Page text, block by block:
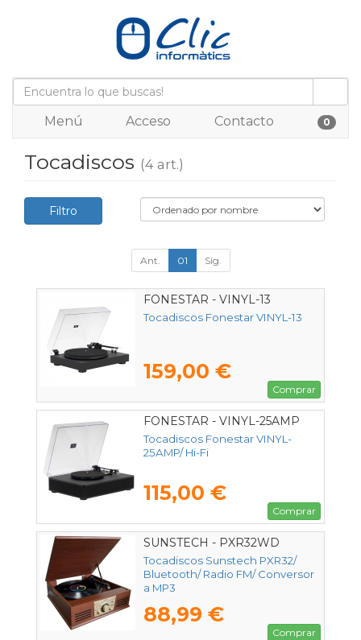
Menú Acceso Contacto 0
Tocadiscos (4 art.)
Filtro
Ant. 01 Sig.
FONESTAR - VINYL-13
Tocadiscos Fonestar VINYL-13
159,00 €
Comprar
FONESTAR - VINYL-25AMP
Tocadiscos Fonestar VINYL-
25AMP/ Hi-Fi
115,00 €
Comprar
SUNSTECH - PXR32WD
Tocadiscos Sunstech PXR32/
Bluetooth/ Radio FM/ Conversor
a MP3
88,99 €
Comprar